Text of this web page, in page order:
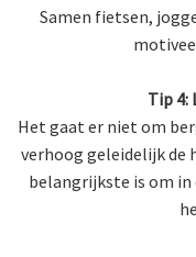
Samen fietsen,
Tip 4:
Het gaat er niet om
verhoog geleidelijk de
belangrijkste is om